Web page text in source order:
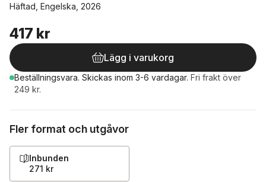
Häftad, Engelska, 2026
417 kr
Lägg i varukorg
Beställningsvara. Skickas inom 3-6 vardagar. Fri frakt över
249 kr.
Fler format och utgåvor
Inbunden
271 kr